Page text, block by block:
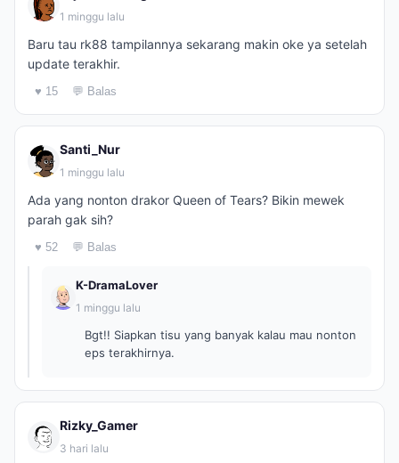
1 minggu lalu
Baru tau rk88 tampilannya sekarang makin oke ya setelah
update terakhir.
♥ 15 💬 Balas
Santi_Nur
1 minggu lalu
Ada yang nonton drakor Queen of Tears? Bikin mewek
parah gak sih?
♥ 52 💬 Balas
K-DramaLover
1 minggu lalu
Bgt!! Siapkan tisu yang banyak kalau mau nonton
eps terakhirnya.
Rizky_Gamer
3 hari lalu